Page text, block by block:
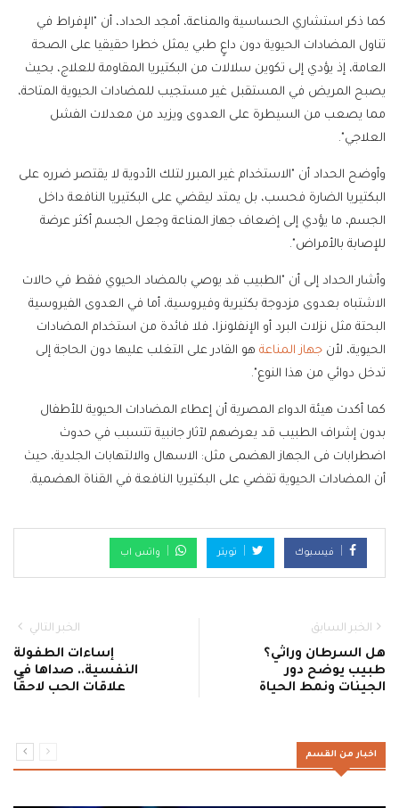
كما ذكر استشاري الحساسية والمناعة، أمجد الحداد، أن "الإفراط في
تناول المضادات الحيوية دون داعٍ طبي يمثل خطرا حقيقيا على الصحة
العامة، إذ يؤدي إلى تكوين سلالات من البكتيريا المقاومة للعلاج، بحيث
يصبح المريض في المستقبل غير مستجيب للمضادات الحيوية المتاحة،
مما يصعب من السيطرة على العدوى ويزيد من معدلات الفشل
العلاجي".
وأوضح الحداد أن "الاستخدام غير المبرر لتلك الأدوية لا يقتصر ضرره على
البكتيريا الضارة فحسب، بل يمتد ليقضي على البكتيريا النافعة داخل
الجسم، ما يؤدي إلى إضعاف جهاز المناعة وجعل الجسم أكثر عرضة
للإصابة بالأمراض".
وأشار الحداد إلى أن "الطبيب قد يوصي بالمضاد الحيوي فقط في حالات
الاشتباه بعدوى مزدوجة بكتيرية وفيروسية، أما في العدوى الفيروسية
البحتة مثل نزلات البرد أو الإنفلونزا، فلا فائدة من استخدام المضادات
الحيوية، لأن جهاز المناعة هو القادر على التغلب عليها دون الحاجة إلى
تدخل دوائي من هذا النوع".
كما أكدت هيئة الدواء المصرية أن إعطاء المضادات الحيوية للأطفال
بدون إشراف الطبيب قد يعرضهم لآثار جانبية تتسبب في حدوث
اضطرابات فى الجهاز الهضمى مثل: الاسهال والالتهابات الجلدية، حيث
أن المضادات الحيوية تقضي على البكتيريا النافعة في القناة الهضمية.
فيسبوك تويتر واتس اب
الخبر السابق
هل السرطان وراثي؟
طبيب يوضح دور
الجينات ونمط الحياة
الخبر التالي
إساءات الطفولة
النفسية.. صداها في
علاقات الحب لاحقًا
اخبار من القسم